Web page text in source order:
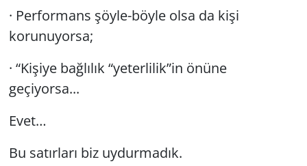
· Performans şöyle-böyle olsa da kişi
korunuyorsa;
· “Kişiye bağlılık “yeterlilik”in önüne
geçiyorsa...
Evet…
Bu satırları biz uydurmadık.